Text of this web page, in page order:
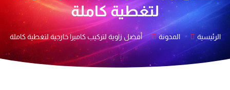
لتغطية كاملة
الرئيسية المدونة أفضل زاوية لتركيب كاميرا خارجية لتغطية كاملة